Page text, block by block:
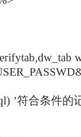
’符合条件的